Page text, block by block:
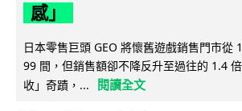
感」
日本零售巨頭 GEO 將懷舊遊戲銷售門市從
99 間，但銷售額卻不降反升至過往的 1.4
收」奇蹟，...
閱讀全文